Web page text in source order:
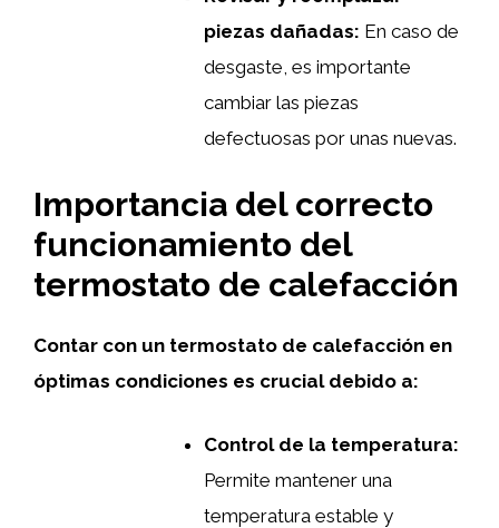
piezas dañadas: En caso de
desgaste, es importante
cambiar las piezas
defectuosas por unas nuevas.
Importancia del correcto
funcionamiento del
termostato de calefacción
Contar con un termostato de calefacción en
óptimas condiciones es crucial debido a:
Control de la temperatura:
Permite mantener una
temperatura estable y